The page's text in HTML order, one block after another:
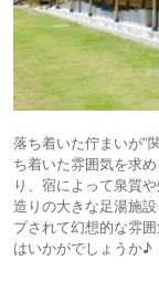
落ち着いた佇まいが”
ち着いた雰囲気を求
り、宿によって泉質
造りの大きな足湯施
プされて幻想的な雰
はいかがでしょうか♪